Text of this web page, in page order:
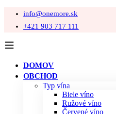
info@onemore.sk
+421 903 717 111
DOMOV
OBCHOD
Typ vína
Biele víno
Ružové víno
Červené víno